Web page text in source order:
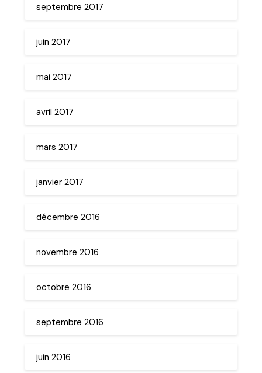
septembre 2017
juin 2017
mai 2017
avril 2017
mars 2017
janvier 2017
décembre 2016
novembre 2016
octobre 2016
septembre 2016
juin 2016